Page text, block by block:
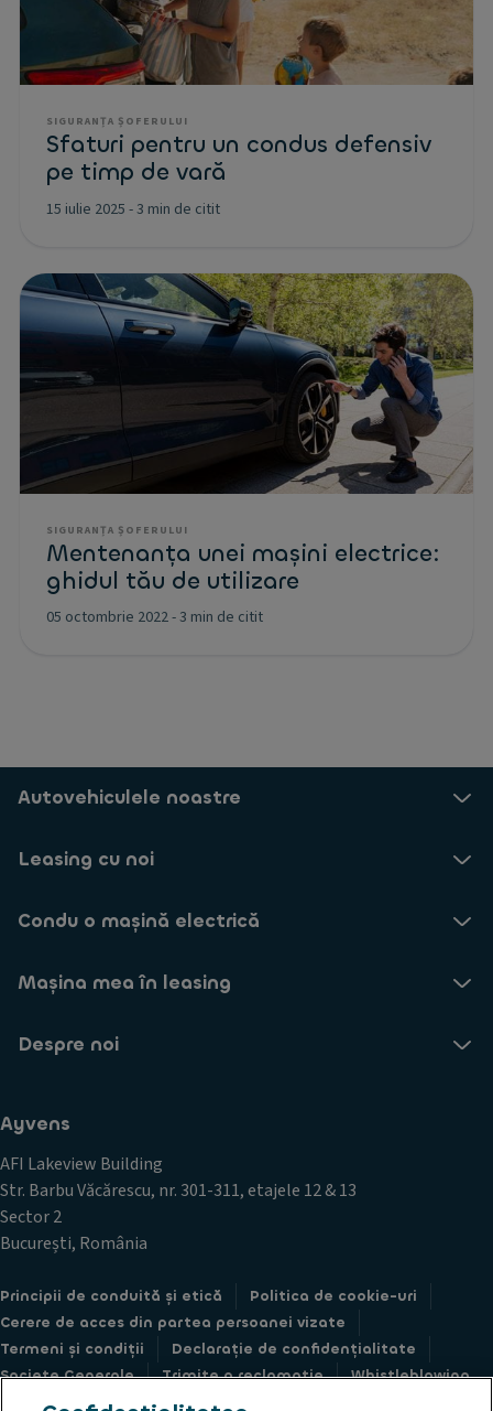
SIGURANȚA ȘOFERULUI
Sfaturi pentru un condus defensiv
pe timp de vară
15 iulie 2025 -3 min de citit
SIGURANȚA ȘOFERULUI
Mentenanța unei mașini electrice:
ghidul tău de utilizare
05 octombrie 2022-3 min de citit
Autovehiculele noastre
Leasing cu noi
Condu o mașină electrică
Mașina mea în leasing
Despre noi
Ayvens
AFI Lakeview Building
Str. Barbu Văcărescu, nr. 301-311, etajele 12 & 13
Sector 2
București, România
Principii de conduită și etică
Politica de cookie-uri
Cerere de acces din partea persoanei vizate
Termeni și condiții
Declarație de confidențialitate
Societe Generale
Trimite o reclamație Whistleblowing